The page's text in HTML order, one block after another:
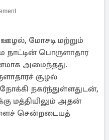
மோசடி மற்றும்
நாட்டின் பொருளாதார
அமைந்தது.
சூழல்
நகர்ந்துள்ளதுடன்,
மத்தியிலும் அதன்
சென்றடையத்